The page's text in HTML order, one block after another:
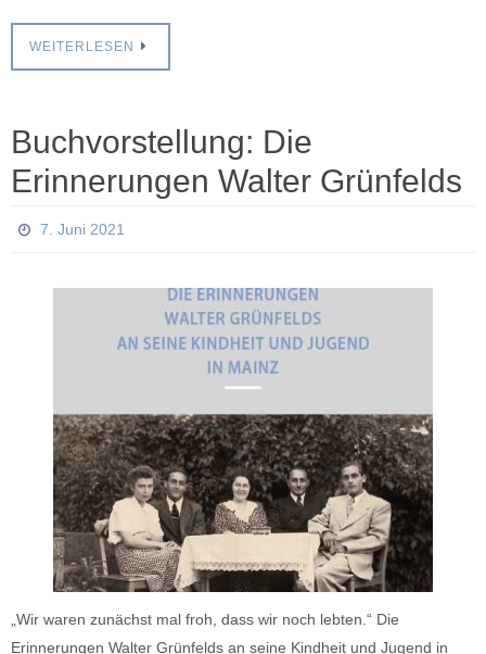
WEITERLESEN
Buchvorstellung: Die
Erinnerungen Walter Grünfelds
7. Juni 2021
„Wir waren zunächst mal froh, dass wir noch lebten.“ Die
Erinnerungen Walter Grünfelds an seine Kindheit und Jugend in